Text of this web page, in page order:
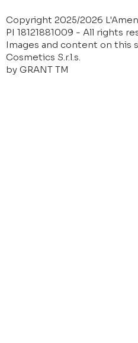
Copyright 2025/2026
PI 18121881009 - All rights
Images and content on this
Cosmetics S.r.l.s.
by GRANT TM